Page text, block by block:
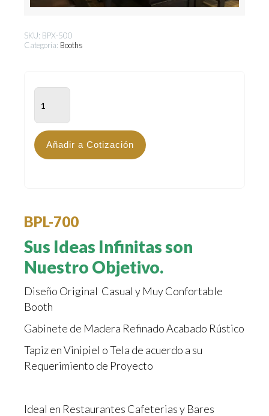
SKU: BPX-500
Categoría: Booths
BPL-700
Sus Ideas Infinitas son
Nuestro Objetivo.
Diseño Original Casual y Muy Confortable
Booth
Gabinete de Madera Refinado Acabado Rústico
Tapiz en Vinipiel o Tela de acuerdo a su
Requerimiento de Proyecto
Ideal en Restaurantes Cafeterias y Bares
BPL-
700
Añadir a Cotización